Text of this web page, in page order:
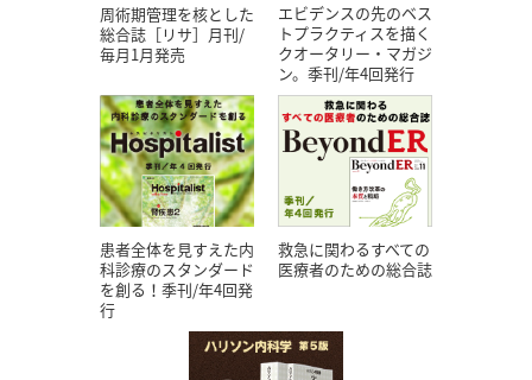
周術期管理を核とした
総合誌［リサ］月刊/
毎月1月発売
エビデンスの先のベス
トプラクティスを描く
クオータリー・マガジ
ン。季刊/年4回発行
患者全体を見すえた内
科診療のスタンダード
を創る！季刊/年4回発
行
救急に関わるすべての
医療者のための総合誌